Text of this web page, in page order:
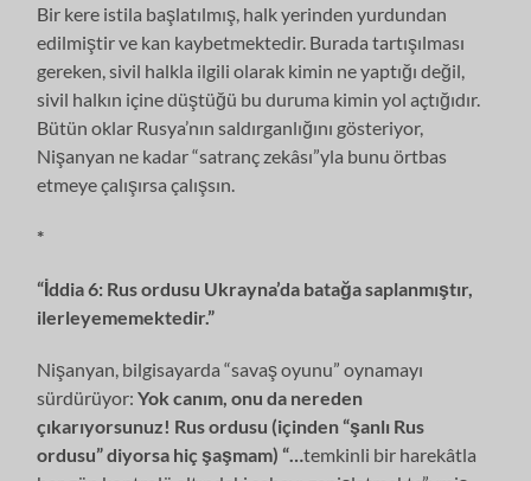
Bir kere istila başlatılmış, halk yerinden yurdundan
edilmiştir ve kan kaybetmektedir. Burada tartışılması
gereken, sivil halkla ilgili olarak kimin ne yaptığı değil,
sivil halkın içine düştüğü bu duruma kimin yol açtığıdır.
Bütün oklar Rusya’nın saldırganlığını gösteriyor,
Nişanyan ne kadar “satranç zekâsı”yla bunu örtbas
etmeye çalışırsa çalışsın.
*
“İddia 6: Rus ordusu Ukrayna’da batağa saplanmıştır,
ilerleyememektedir.”
Nişanyan, bilgisayarda “savaş oyunu” oynamayı
sürdürüyor:Yok canım, onu da nereden
çıkarıyorsunuz! Rus ordusu (içinden “şanlı Rus
ordusu” diyorsa hiç şaşmam) “…temkinli bir harekâtla